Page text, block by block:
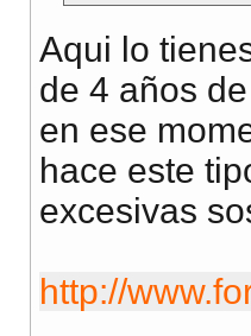
Aqui lo
de 4 años
en ese
hace este
excesivas
http://